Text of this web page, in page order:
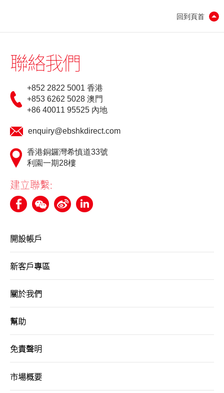
網絡安全意識
友情連結
回到頁首
聯絡我們
+852 2822 5001 香港
+853 6262 5028 澳門
+86 40011 95525 內地
enquiry@ebshkdirect.com
香港銅鑼灣希慎道33號
利園一期28樓
建立聯繫:
開設帳戶
新客戶專區
關於我們
幫助
免責聲明
市場概要